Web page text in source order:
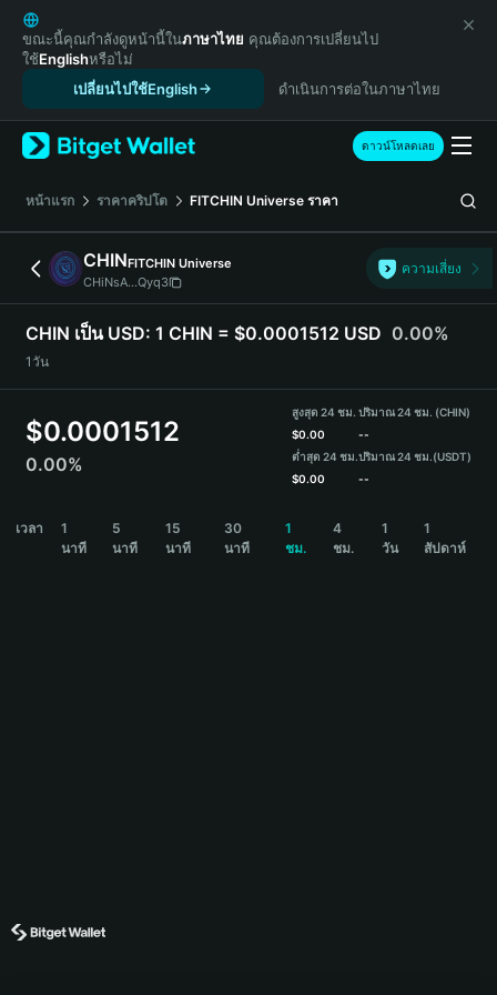
English
日本語
Tiếng Việt
Español (Latinoamérica)
Türkçe
Français
Deutsch
简体中文
繁體中文
Português (Portugal)
Bahasa Indonesia
ภาษาไทย
हिन्दी
Español
Português (Brasil)
ขณะนี้คุณกำลังดูหน้านี้ในภาษาไทย คุณต้องการเปลี่ยนไป
ใช้Englishหรือไม่
เปลี่ยนไปใช้English
ดำเนินการต่อในภาษาไทย
ดาวน์โหลดเลย
หน้าแรก ราคาคริปโต FITCHIN Universe ราคา
CHINFITCHIN Universe
CHiNsA...Qyq3
ความเสี่ยง
CHIN เป็น USD: 1 CHIN = $0.0001512 USD 0.00%
1วัน
$0.0001512
0.00%
สูงสุด 24 ชม.
$0.00
ต่ำสุด 24 ชม.
$0.00
ปริมาณ 24 ชม. (CHIN)
--
ปริมาณ 24 ชม.(USDT)
--
เวลา
1
นาที
5
นาที
15
นาที
30
นาที
1
ชม.
4
ชม.
1
วัน
1
สัปดาห์